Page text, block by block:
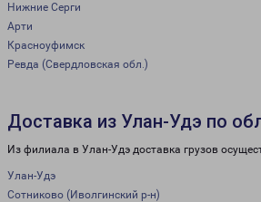
Нижние Серги
Арти
Красноуфимск
Ревда (Свердловская обл.)
Доставка из Улан-Удэ по
Из филиала в Улан-Удэ доставка грузов
Улан-Удэ
Сотниково (Иволгинский р-н)